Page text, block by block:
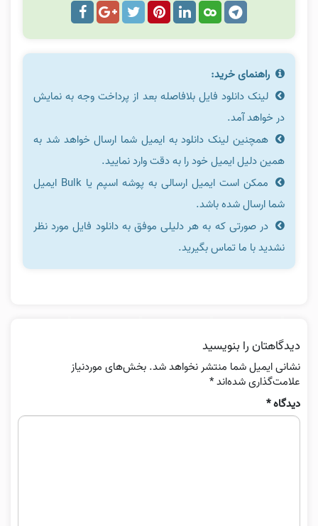
راهنمای خرید:
لینک دانلود فایل بلافاصله بعد از پرداخت وجه به نمایش
در خواهد آمد.
همچنین لینک دانلود به ایمیل شما ارسال خواهد شد به
همین دلیل ایمیل خود را به دقت وارد نمایید.
ممکن است ایمیل ارسالی به پوشه اسپم یا Bulk ایمیل
شما ارسال شده باشد.
در صورتی که به هر دلیلی موفق به دانلود فایل مورد نظر
نشدید با ما تماس بگیرید.
دیدگاهتان را بنویسید
نشانی ایمیل شما منتشر نخواهد شد. بخش‌های موردنیاز
علامت‌گذاری شده‌اند*
دیدگاه*